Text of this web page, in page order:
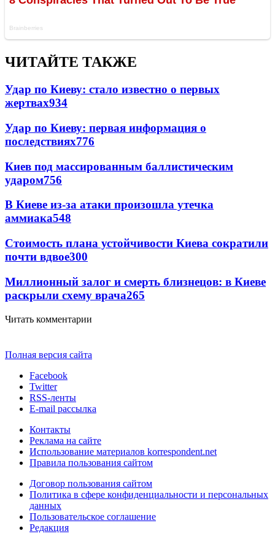
ЧИТАЙТЕ ТАКЖЕ
Удар по Киеву: стало известно о первых
жертвах934
Удар по Киеву: первая информация о
последствиях776
Киев под массированным баллистическим
ударом756
В Киеве из-за атаки произошла утечка
аммиака548
Стоимость плана устойчивости Киева сократили
почти вдвое300
Миллионный залог и смерть близнецов: в Киеве
раскрыли схему врача265
Читать комментарии
Полная версия сайта
Facebook
Twitter
RSS-ленты
E-mail рассылка
Контакты
Реклама на сайте
Использование материалов korrespondent.net
Правила пользования сайтом
Договор пользования сайтом
Политика в сфере конфиденциальности и персональных
данных
Пользовательское соглашение
Редакция